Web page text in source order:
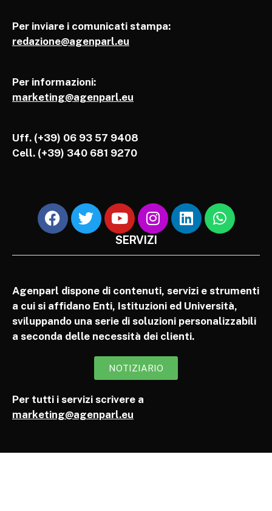
Per inviare i comunicati stampa:
redazione@agenparl.eu
Per informazioni:
marketing@agenparl.eu
Uff. (+39) 06 93 57 9408
Cell. (+39) 340 681 9270
SERVIZI
Agenparl dispone di contenuti, servizi e strumenti
a cui si affidano Enti, Istituzioni ed Università,
sviluppando una serie di soluzioni personalizzabili
a seconda delle necessità dei clienti.
NOTIZIARIO
Per tutti i servizi scrivere a
marketing@agenparl.eu